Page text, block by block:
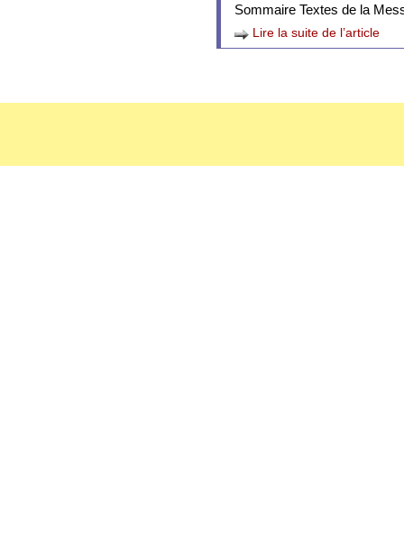
Sommaire Textes de la
Lire la suite de l’article